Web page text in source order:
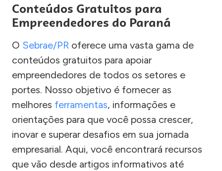
Conteúdos Gratuitos para
Empreendedores do Paraná
O Sebrae/PR oferece uma vasta gama de
conteúdos gratuitos para apoiar
empreendedores de todos os setores e
portes. Nosso objetivo é fornecer as
melhores ferramentas, informações e
orientações para que você possa crescer,
inovar e superar desafios em sua jornada
empresarial. Aqui, você encontrará recursos
que vão desde artigos informativos até